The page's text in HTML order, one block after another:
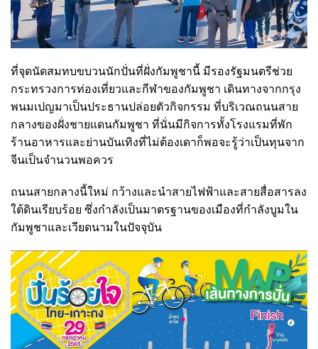
ที่จุดนัดสมทบขบวนนักปั่นที่ฝั่งกัมพูชานี้ มีรองรัฐมนตรีช่วย
กระทรวงการท่องเที่ยวและกีฬาของกัมพูชา เดินทางจากกรุง
พนมเปญมาเป็นประธานปล่อยตัวกิจกรรม ที่บริเวณถนนสาย
กลางของฝั่งชายแดนกัมพูชา ที่นั่นมีกิจการทั้งโรงแรมที่พัก
ร้านอาหารและย่านบันเทิงที่ไม่ต้องเดาก็พอจะรู้ว่าเป็นทุนจาก
จีนเป็นจำนวนพอควร
ถนนสายกลางนี้ใหม่ กว้างและนำสายไฟฟ้าและสายสื่อสารลง
ใต้ดินเรียบร้อย ซึ่งกำลังเป็นมาตรฐานของเมืองที่กำลังบูมใน
กัมพูชาและเวียดนามในปัจจุบัน